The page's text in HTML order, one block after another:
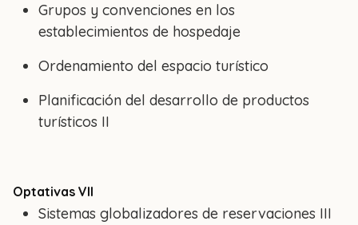
Grupos y convenciones en los
establecimientos de hospedaje
Ordenamiento del espacio turístico
Planificación del desarrollo de productos
turísticos II
Optativas VII
Sistemas globalizadores de reservaciones III